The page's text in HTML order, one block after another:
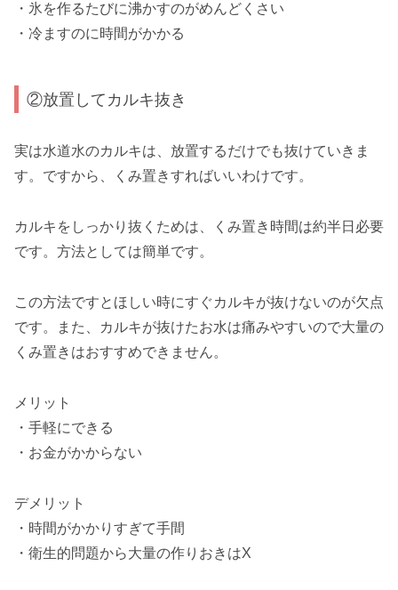
・氷を作るたびに沸かすのがめんどくさい
・冷ますのに時間がかかる
②放置してカルキ抜き
実は水道水のカルキは、放置するだけでも抜けていきま
す。ですから、くみ置きすればいいわけです。
カルキをしっかり抜くためは、くみ置き時間は約半日必要
です。方法としては簡単です。
この方法ですとほしい時にすぐカルキが抜けないのが欠点
です。また、カルキが抜けたお水は痛みやすいので大量の
くみ置きはおすすめできません。
メリット
・手軽にできる
・お金がかからない
デメリット
・時間がかかりすぎて手間
・衛生的問題から大量の作りおきはX